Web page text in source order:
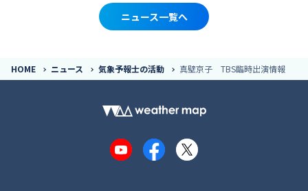
ニュース一覧へ
HOME ニュース 気象予報士の活動 真壁京子 TBS臨時出演情報
YouTubeFacebook
X